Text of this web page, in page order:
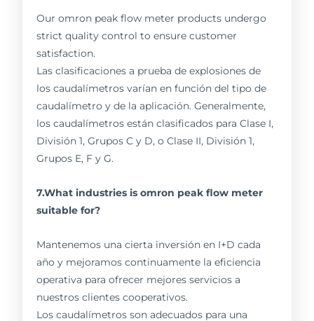
Our omron peak flow meter products undergo
strict quality control to ensure customer
satisfaction.
Las clasificaciones a prueba de explosiones de
los caudalímetros varían en función del tipo de
caudalímetro y de la aplicación. Generalmente,
los caudalímetros están clasificados para Clase I,
División 1, Grupos C y D, o Clase II, División 1,
Grupos E, F y G.
7.What industries is omron peak flow meter
suitable for?
Mantenemos una cierta inversión en I+D cada
año y mejoramos continuamente la eficiencia
operativa para ofrecer mejores servicios a
nuestros clientes cooperativos.
Los caudalímetros son adecuados para una